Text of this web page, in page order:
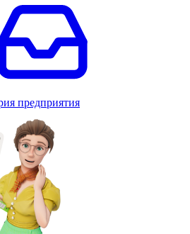
предприятия